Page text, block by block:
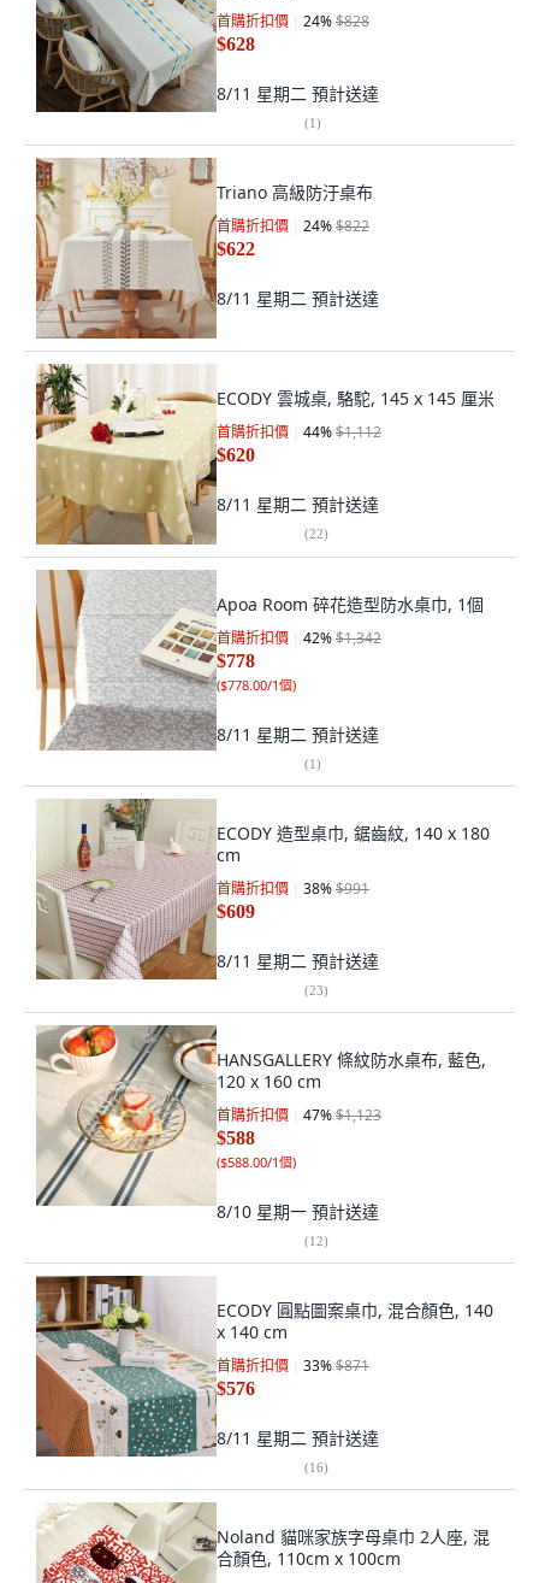
首購折扣價 24%$828
$628
8/11 星期二 預計送達
(1)
Triano 高級防汙桌布
首購折扣價 24%$822
$622
8/11 星期二 預計送達
ECODY 雲城桌, 駱駝, 145 x 145 厘米
首購折扣價 44%$1,112
$620
8/11 星期二 預計送達
(22)
Apoa Room 碎花造型防水桌巾, 1個
首購折扣價 42%$1,342
$778
($778.00/1個)
8/11 星期二 預計送達
(1)
ECODY 造型桌巾, 鋸齒紋, 140 x 180
cm
首購折扣價 38%$991
$609
8/11 星期二 預計送達
(23)
HANSGALLERY 條紋防水桌布, 藍色,
120 x 160 cm
首購折扣價 47%$1,123
$588
($588.00/1個)
8/10 星期一 預計送達
(12)
ECODY 圓點圖案桌巾, 混合顏色, 140
x 140 cm
首購折扣價 33%$871
$576
8/11 星期二 預計送達
(16)
Noland 貓咪家族字母桌巾 2人座, 混
合顏色, 110cm x 100cm